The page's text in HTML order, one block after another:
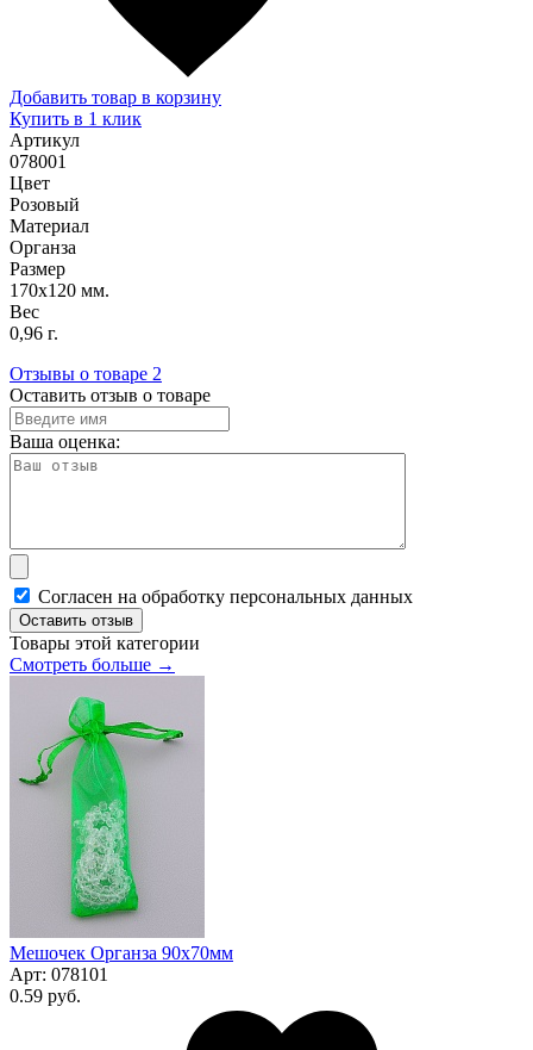
Добавить товар в корзину
Купить в 1 клик
Артикул
078001
Цвет
Розовый
Материал
Органза
Размер
170х120 мм.
Вес
0,96 г.
Отзывы о товаре 2
Оставить отзыв о товаре
Ваша оценка:
Согласен на обработку персональных данных
Оставить отзыв
Товары этой категории
Смотреть больше →
Мешочек Органза 90x70мм
Арт: 078101
0.59 руб.